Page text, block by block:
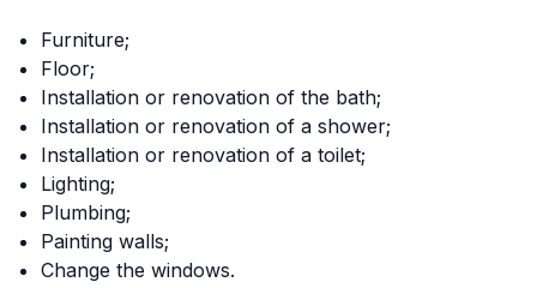
Furniture;
Floor;
Installation or renovation of the bath;
Installation or renovation of a shower;
Installation or renovation of a toilet;
Lighting;
Plumbing;
Painting walls;
Change the windows.